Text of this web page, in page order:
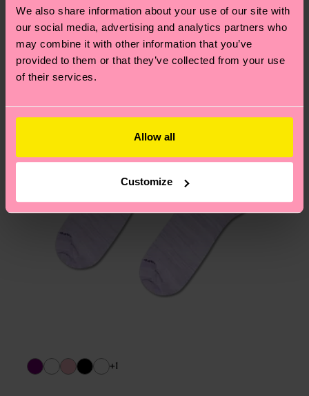
We also share information about your use of our site with
our social media, advertising and analytics partners who
may combine it with other information that you’ve
provided to them or that they’ve collected from your use
of their services.
Allow all
Customize
Hai domande sui resi? Visita la nostra pagina Resi
per trovare le risposte alle domande più comuni.
Novità
+1